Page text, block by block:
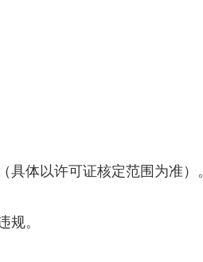
体以许可证核定范围为准）。
。